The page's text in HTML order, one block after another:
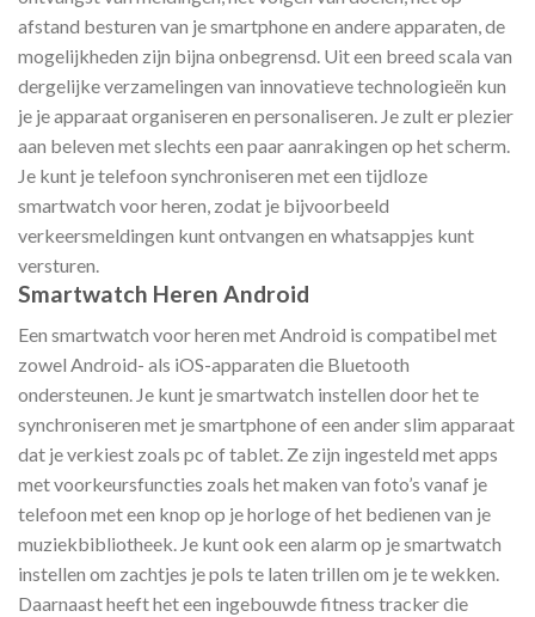
afstand besturen van je smartphone en andere apparaten, de
mogelijkheden zijn bijna onbegrensd. Uit een breed scala van
dergelijke verzamelingen van innovatieve technologieën kun
je je apparaat organiseren en personaliseren. Je zult er plezier
aan beleven met slechts een paar aanrakingen op het scherm.
Je kunt je telefoon synchroniseren met een tijdloze
smartwatch voor heren, zodat je bijvoorbeeld
verkeersmeldingen kunt ontvangen en whatsappjes kunt
versturen.
Smartwatch Heren Android
Een smartwatch voor heren met Android is compatibel met
zowel Android- als iOS-apparaten die Bluetooth
ondersteunen. Je kunt je smartwatch instellen door het te
synchroniseren met je smartphone of een ander slim apparaat
dat je verkiest zoals pc of tablet. Ze zijn ingesteld met apps
met voorkeursfuncties zoals het maken van foto’s vanaf je
telefoon met een knop op je horloge of het bedienen van je
muziekbibliotheek. Je kunt ook een alarm op je smartwatch
instellen om zachtjes je pols te laten trillen om je te wekken.
Daarnaast heeft het een ingebouwde fitness tracker die